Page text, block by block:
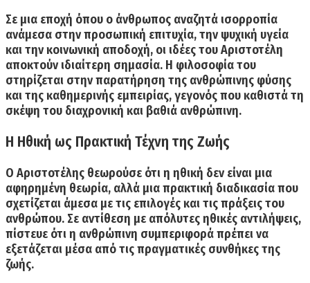
Σε μια εποχή όπου ο άνθρωπος αναζητά ισορροπία
ανάμεσα στην προσωπική επιτυχία, την ψυχική υγεία
και την κοινωνική αποδοχή, οι ιδέες του Αριστοτέλη
αποκτούν ιδιαίτερη σημασία. Η φιλοσοφία του
στηρίζεται στην παρατήρηση της ανθρώπινης φύσης
και της καθημερινής εμπειρίας, γεγονός που καθιστά τη
σκέψη του διαχρονική και βαθιά ανθρώπινη.
Η Ηθική ως Πρακτική Τέχνη της Ζωής
Ο Αριστοτέλης θεωρούσε ότιη ηθική δεν είναι μια
αφηρημένη θεωρία, αλλά μια πρακτική διαδικασία που
σχετίζεται άμεσα με τις επιλογές και τις πράξεις του
ανθρώπου. Σε αντίθεση με απόλυτες ηθικές αντιλήψεις,
πίστευε ότι η ανθρώπινη συμπεριφορά πρέπει να
εξετάζεται μέσα από τις πραγματικές συνθήκες της
ζωής.